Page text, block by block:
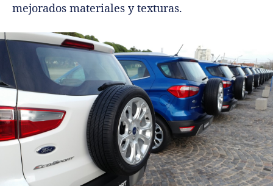
mejorados materiales y texturas.